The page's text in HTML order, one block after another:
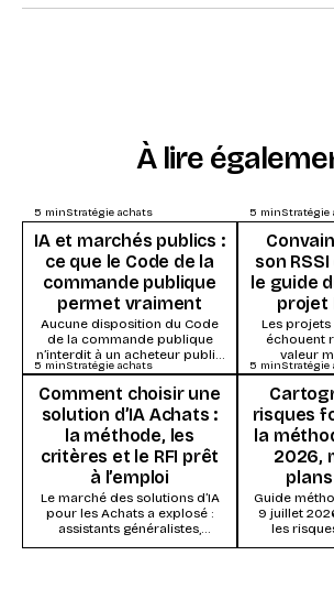
À lire
5 minStratégie achats
IA et marchés publics :
ce que le Code de la
commande publique
permet vraiment
Aucune disposition du Code
de la commande publique
n’interdit à un acheteur public
d’utiliser l’intelligence
artificielle. Ce qui s’impose,
ce...
5 minStratégie
son
le guide
projet
Les projets
échouent
valeur
démontre
5 minStratégie achats
Comment choisir une
solution d’IA Achats :
la méthode, les
critères et le RFI prêt
à l’emploi
Le marché des solutions d’IA
pour les Achats a explosé :
assistants généralistes,
modules IA des suites Source-
5 minStratégie
risques
la
2026,
Guide
9 juillet
les
consiste à